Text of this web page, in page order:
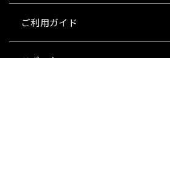
ご利用ガイド
サポート